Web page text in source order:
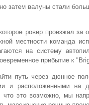
затем валуны стали
ровер проезжал
местности команда
на систему
прибытие к
путь через дюнное
и расположенными на
что это возможно, мы